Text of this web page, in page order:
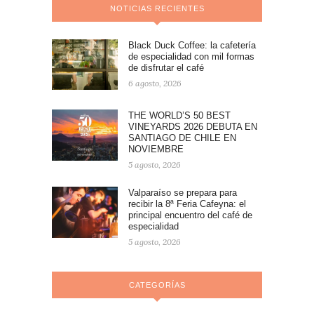
NOTICIAS RECIENTES
Black Duck Coffee: la cafetería
de especialidad con mil formas
de disfrutar el café
6 agosto, 2026
THE WORLD’S 50 BEST
VINEYARDS 2026 DEBUTA EN
SANTIAGO DE CHILE EN
NOVIEMBRE
5 agosto, 2026
Valparaíso se prepara para
recibir la 8ª Feria Cafeyna: el
principal encuentro del café de
especialidad
5 agosto, 2026
CATEGORÍAS